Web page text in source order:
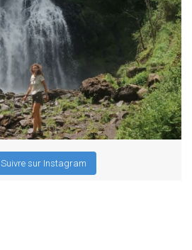
Suivre sur Instagram